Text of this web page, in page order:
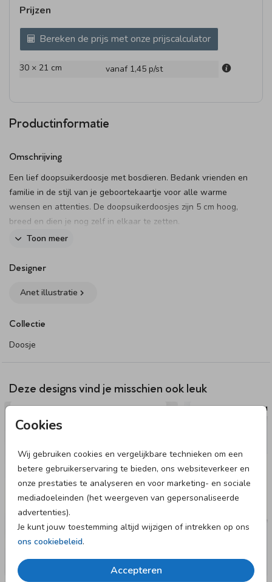
Cookies
Wij gebruiken cookies en vergelijkbare technieken om een
betere gebruikerservaring te bieden, ons websiteverkeer en
onze prestaties te analyseren en voor marketing- en sociale
mediadoeleinden (het weergeven van gepersonaliseerde
advertenties).
Je kunt jouw toestemming altijd wijzigen of intrekken op ons
ons cookiebeleid.
Accepteren
Prijzen
Bereken de prijs met onze prijscalculator
30 × 21 cm vanaf 1,45 p/st
Productinformatie
Omschrijving
Een lief doopsuikerdoosje met bosdieren. Bedank vrienden en
familie in de stijl van je geboortekaartje voor alle warme
wensen en attenties. De doopsuikerdoosjes zijn 5 cm hoog,
breed en dien je nog zelf in elkaar te zetten.
Dit product maakt onderdeel uit van
Toon meer
Designer
Anet illustratie
Collectie
Doosje
Deze designs vind je misschien ook leuk
LABELTJE